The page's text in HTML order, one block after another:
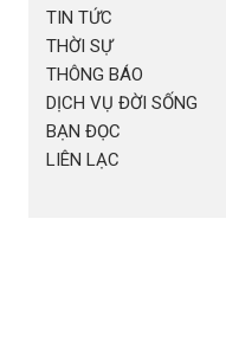
TIN TỨC
THỜI SỰ
THÔNG BÁO
DỊCH VỤ ĐỜI SỐNG
BẠN ĐỌC
LIÊN LẠC